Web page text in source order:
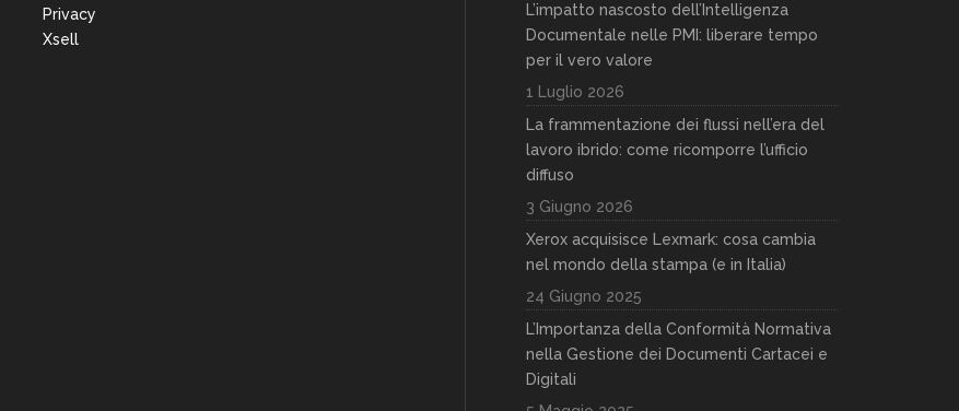
Privacy
Xsell
L’impatto nascosto dell’Intelligenza
Documentale nelle PMI: liberare tempo
per il vero valore
1 Luglio 2026
La frammentazione dei flussi nell’era del
lavoro ibrido: come ricomporre l’ufficio
diffuso
3 Giugno 2026
Xerox acquisisce Lexmark: cosa cambia
nel mondo della stampa (e in Italia)
24 Giugno 2025
L’Importanza della Conformità Normativa
nella Gestione dei Documenti Cartacei e
Digitali